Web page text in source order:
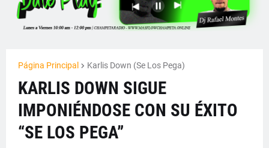
Página Principal Karlis Down (Se Los Pega)
KARLIS DOWN SIGUE
IMPONIÉNDOSE CON SU ÉXITO
“SE LOS PEGA”